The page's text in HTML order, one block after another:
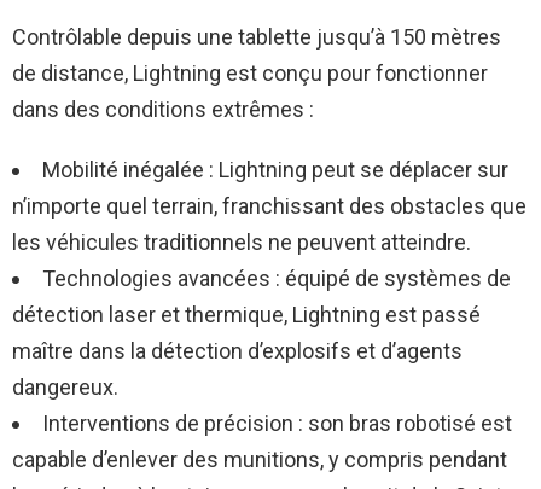
Contrôlable depuis une tablette jusqu’à 150 mètres
de distance, Lightning est conçu pour fonctionner
dans des conditions extrêmes :
Mobilité inégalée : Lightning peut se déplacer sur
n’importe quel terrain, franchissant des obstacles que
les véhicules traditionnels ne peuvent atteindre.
Technologies avancées : équipé de systèmes de
détection laser et thermique, Lightning est passé
maître dans la détection d’explosifs et d’agents
dangereux.
Interventions de précision : son bras robotisé est
capable d’enlever des munitions, y compris pendant